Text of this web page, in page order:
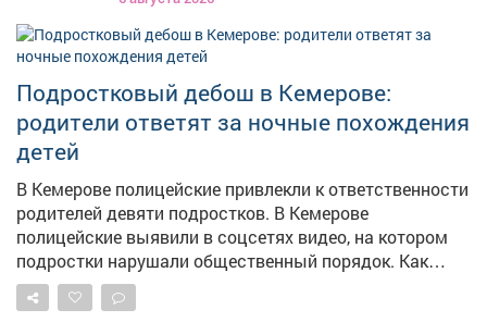
бинокль – общая стоимость товаров превысила 4
тысячи рублей. С таким "комплектом" он попытался
покинуть магазин, не предъявив товары к оплате.
Однако работник гипермаркета заметил его и нажал
кнопку тревожной сигнализации. Прибывший наряд
Росгвардии задержал парня и передал полиции для
дальнейшего разбирательства. Молодому человеку
грозит административная или уголовная
ответственность за покушение на кражу.
Подростковый дебош в Кемерове:
родители ответят за ночные похождения
детей
В Кемерове полицейские привлекли к ответственности
родителей девяти подростков. В Кемерове
полицейские выявили в соцсетях видео, на котором
подростки нарушали общественный порядок. Как
сообщает полиция Кузбасса, на записи были
запечатлены несовершеннолетние, выражавшиеся